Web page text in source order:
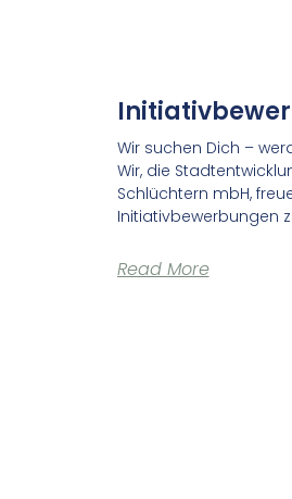
Wir suchen Dich –
Wir, die
Schlüchtern mbH,
Initiativbewerbungen
Read More